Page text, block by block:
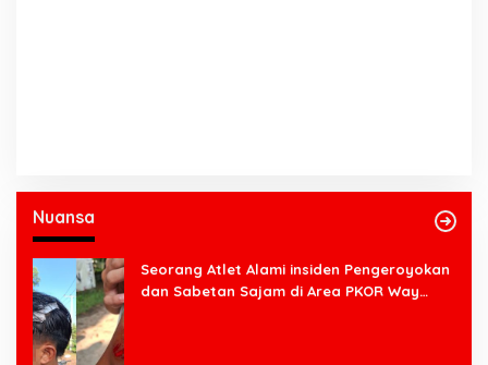
Nuansa
Seorang Atlet Alami insiden Pengeroyokan
dan Sabetan Sajam di Area PKOR Way